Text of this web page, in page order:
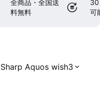
全商品・全国送
料無料
30
可
Sharp Aquos wish3